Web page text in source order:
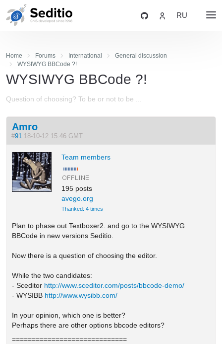
RU
Home Forums International
General discussion
WYSIWYG BBCode ?!
WYSIWYG BBCode ?!
Question of choosing? To be or not to be ...
Amro
#91 18-10-12 15:46 GMT
Team members
195 posts
avego.org
Thanked: 4 times
Plan to phase out Textboxer2. and go to the WYSIWYG
BBCode in new versions Seditio.
Now there is a question of choosing the editor.
While the two candidates:
- Sceditor http://www.sceditor.com/posts/bbcode-demo/
- WYSIBB http://www.wysibb.com/
In your opinion, which one is better?
Perhaps there are other options bbcode editors?
=============================